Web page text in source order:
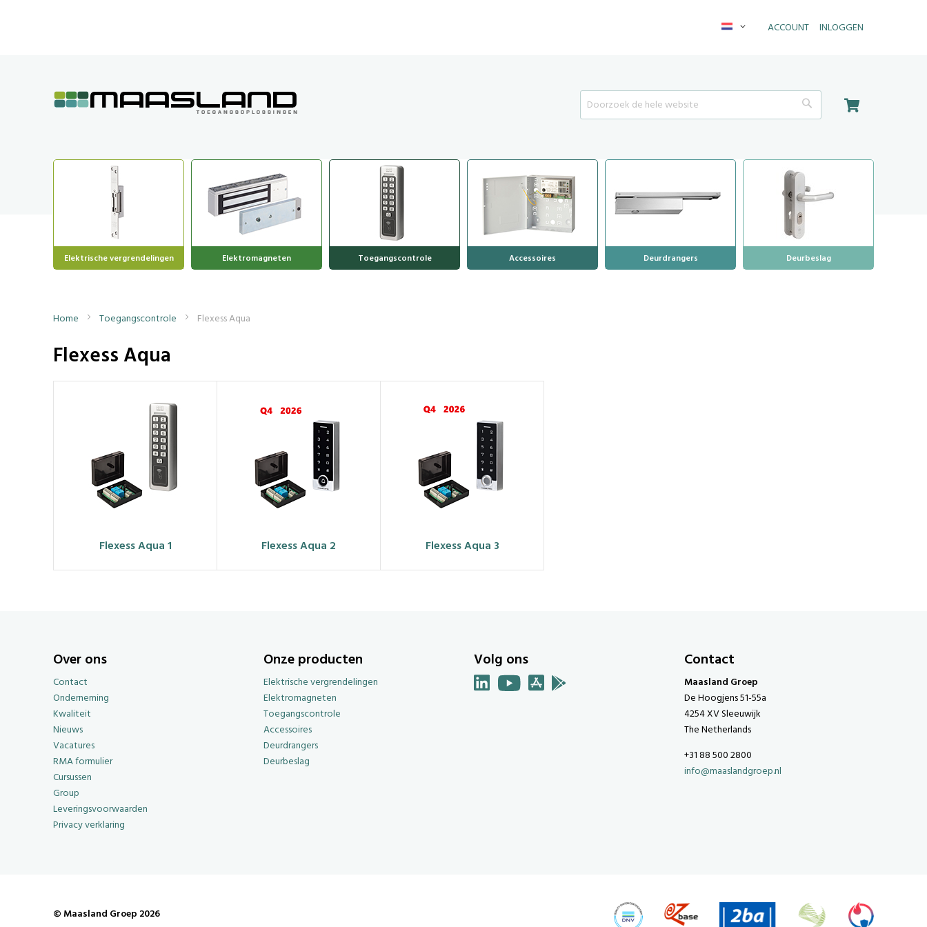
ACCOUNT INLOGGEN
INHOUD
Taal
Search Search
Elektrische vergrendelingen Elektromagneten Toegangscontrole Accessoires Deurdrangers Deurbeslag
Home Toegangscontrole Flexess Aqua
Flexess Aqua
Flexess Aqua 1 Flexess Aqua 2 Flexess Aqua 3
Over ons
Contact
Onderneming
Kwaliteit
Nieuws
Vacatures
RMA formulier
Cursussen
Group
Leveringsvoorwaarden
Privacy verklaring
Onze producten
Elektrische vergrendelingen
Elektromagneten
Toegangscontrole
Accessoires
Deurdrangers
Deurbeslag
Volg ons Contact
Maasland Groep
De Hoogjens 51-55a
4254 XV Sleeuwijk
The Netherlands
+31 88 500 2800
info@maaslandgroep.nl
© Maasland Groep 2026